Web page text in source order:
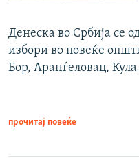
Денеска во Србија се
избори во повеќе
Бор, Аранѓеловац,
прочитај повеќе